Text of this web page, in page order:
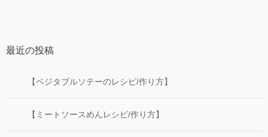
最近の投稿
【ベジタブルソテーのレシピ/作り方】
【ミートソースめんレシピ/作り方】